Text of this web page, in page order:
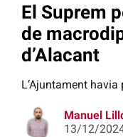
El Suprem
de
d’Alacant
L’Ajuntament
Manuel
13/12/